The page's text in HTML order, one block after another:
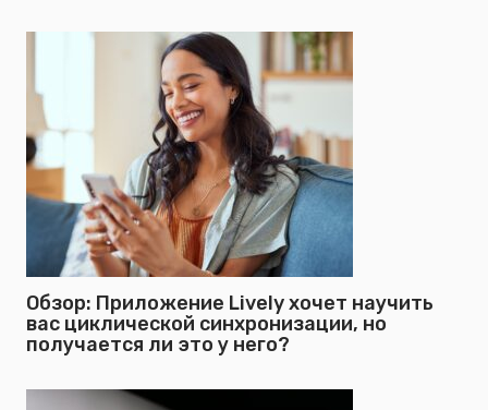
Обзор: Приложение Lively хочет научить
вас циклической синхронизации, но
получается ли это у него?